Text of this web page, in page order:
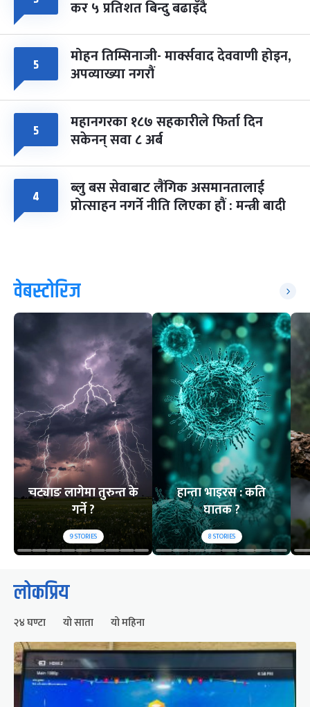
कर ५ प्रतिशत बिन्दु बढाइँदै
५ मोहन तिम्सिनाजी- मार्क्सवाद देववाणी होइन,
अपव्याख्या नगरौं
५ महानगरका १८७ सहकारीले फिर्ता दिन
सकेनन् सवा ८ अर्ब
४ ब्लु बस सेवाबाट लैंगिक असमानतालाई
प्रोत्साहन नगर्ने नीति लिएका हौं : मन्त्री बादी
वेबस्टोरिज
चट्याङ लागेमा तुरुन्त के
गर्ने ?
9STORIES
हान्ता भाइरस : कति
घातक ?
8STORIES
लोकप्रिय
२४ घण्टा यो साता यो महिना